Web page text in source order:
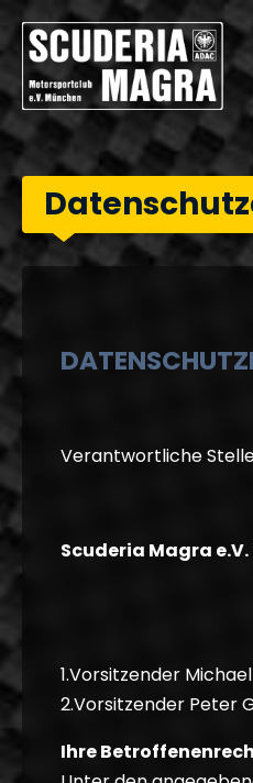
Verantwortliche
Scuderia Magra e.V.
1.Vorsitzender
2.Vorsitzender Peter
Ihre